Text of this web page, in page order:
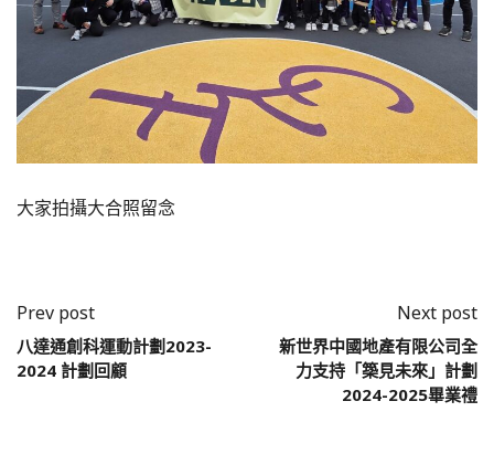
大家拍攝大合照留念
Prev post
八達通創科運動計劃2023-
2024 計劃回顧
Next post
新世界中國地產有限公司全
力支持「築見未來」計劃
2024-2025畢業禮